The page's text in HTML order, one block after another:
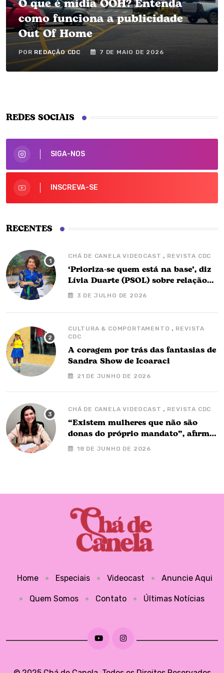
O que é mídia OOH? Entenda
como funciona a publicidade
Out Of Home
POR REDAÇÃO CDC 7 DE MAIO DE 2026
REDES SOCIAIS
SIGA-NOS
INSCREVA-SE
RECENTES
CHÁ DE CANELA VIDEOCAST , REVISTA CDC
‘Prioriza-se quem está na base’, diz
Lívia Duarte (PSOL) sobre relação
com o governo Barbalho
3 DE JULHO DE 2026
CULTURA & COMPORTAMENTO , REVISTA
CDC
A coragem por trás das fantasias de
Sandra Show de Icoaraci
21 DE JUNHO DE 2026
CHÁ DE CANELA VIDEOCAST , REVISTA CDC
“Existem mulheres que não são
donas do próprio mandato”, afirma
Nay Barbalho no Chá de Canela
18 DE JUNHO DE 2026
Home Especiais Videocast Anuncie Aqui
Quem Somos Contato Últimas Notícias